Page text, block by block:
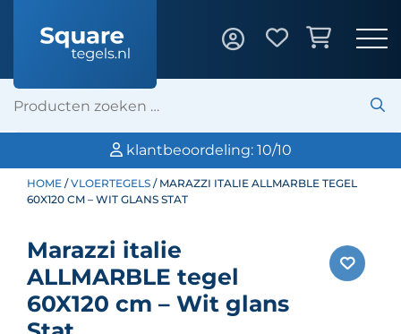
klantbeoordeling: 10/10
HOME /VLOERTEGELS / MARAZZI ITALIE ALLMARBLE TEGEL
60X120 CM – WIT GLANS STAT
Marazzi italie
ALLMARBLE tegel
60X120 cm – Wit glans